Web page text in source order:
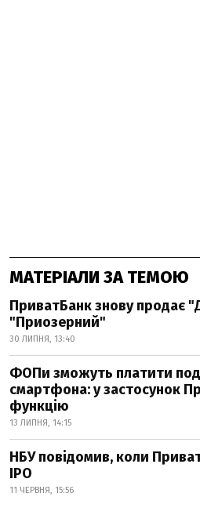
МАТЕРІАЛИ ЗА ТЕМОЮ
ПриватБанк знову продає
"Приозерний"
30 ЛИПНЯ, 13:40
ФОПи зможуть платити
смартфона: у застосунок
функцію
13 ЛИПНЯ, 14:15
НБУ повідомив, коли
IPO
11 ЧЕРВНЯ, 15:56